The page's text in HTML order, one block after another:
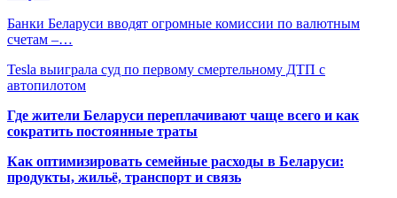
Банки Беларуси вводят огромные комиссии по валютным
счетам –…
Tesla выиграла суд по первому смертельному ДТП с
автопилотом
Где жители Беларуси переплачивают чаще всего и как
сократить постоянные траты
Как оптимизировать семейные расходы в Беларуси:
продукты, жильё, транспорт и связь